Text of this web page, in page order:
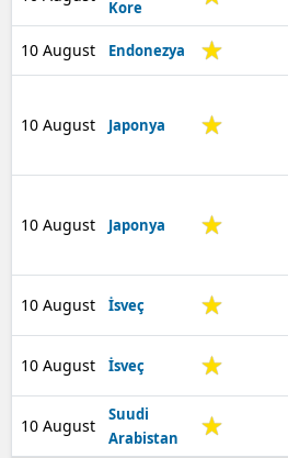
Kore
10 August Endonezya
10 August Japonya
10 August Japonya
10 August İsveç
10 August İsveç
10 August
Suudi
Arabistan